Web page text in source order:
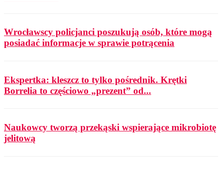
Wrocławscy policjanci poszukują osób, które mogą
posiadać informacje w sprawie potrącenia
Ekspertka: kleszcz to tylko pośrednik. Krętki
Borrelia to częściowo „prezent” od...
Naukowcy tworzą przekąski wspierające mikrobiotę
jelitową